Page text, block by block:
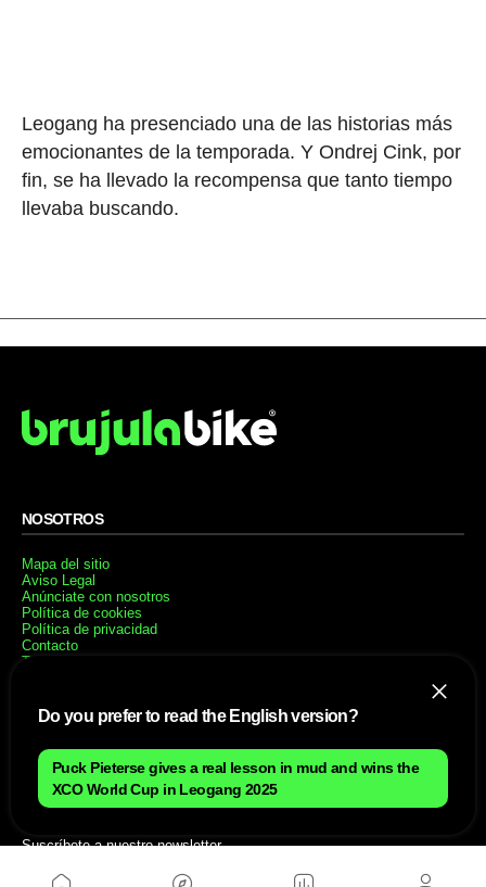
Leogang ha presenciado una de las historias más
emocionantes de la temporada. Y Ondrej Cink, por
fin, se ha llevado la recompensa que tanto tiempo
llevaba buscando.
NOSOTROS
Mapa del sitio
Aviso Legal
Anúnciate con nosotros
Política de cookies
Política de privacidad
Contacto
Trabaja con nosotros
WEBS AMIGAS
MusickMag
SÍGUENOS
Suscríbete a nuestro newsletter
Do you prefer to read the English version?
Puck Pieterse gives a real lesson in mud and wins the
XCO World Cup in Leogang 2025